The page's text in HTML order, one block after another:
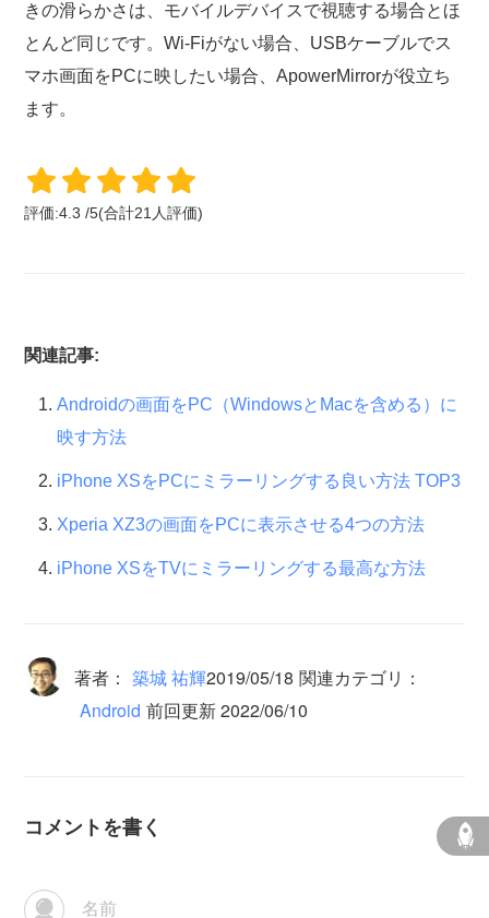
きの滑らかさは、モバイルデバイスで視聴する場合とほ
とんど同じです。Wi-Fiがない場合、USBケーブルでス
マホ画面をPCに映したい場合、ApowerMirrorが役立ち
ます。
評価:4.3 /5(合計21人評価)
関連記事:
Androidの画面をPC（WindowsとMacを含める）に
映す方法
iPhone XSをPCにミラーリングする良い方法 TOP3
Xperia XZ3の画面をPCに表示させる4つの方法
iPhone XSをTVにミラーリングする最高な方法
著者： 築城 祐輝2019/05/18 関連カテゴリ：
Android 前回更新 2022/06/10
コメントを書く